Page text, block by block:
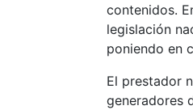
contenidos.
legislación
poniendo en
El prestador
generadores